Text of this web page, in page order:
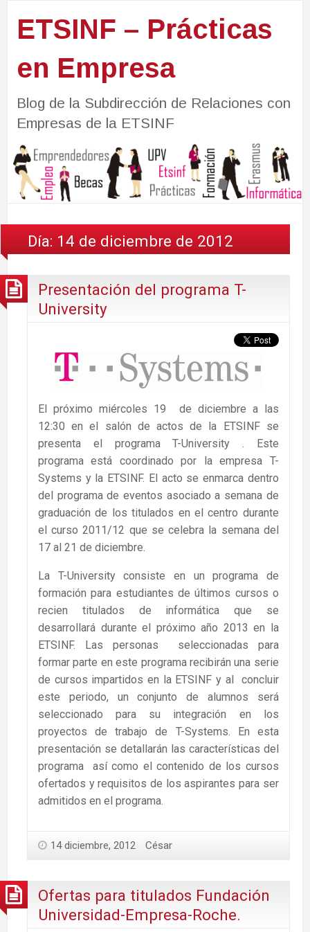
ETSINF – Prácticas
en Empresa
Blog de la Subdirección de Relaciones con
Empresas de la ETSINF
Día: 14 de diciembre de 2012
Presentación del programa T-
University
El próximo miércoles 19 de diciembre a las
12:30 en el salón de actos de la ETSINF se
presenta el programa T-University . Este
programa está coordinado por la empresa T-
Systems y la ETSINF. El acto se enmarca dentro
del programa de eventos asociado a semana de
graduación de los titulados en el centro durante
el curso 2011/12 que se celebra la semana del
17 al 21 de diciembre.
La T-University consiste en un programa de
formación para estudiantes de últimos cursos o
recien titulados de informática que se
desarrollará durante el próximo año 2013 en la
ETSINF. Las personas seleccionadas para
formar parte en este programa recibirán una serie
de cursos impartidos en la ETSINF y al concluir
este periodo, un conjunto de alumnos será
seleccionado para su integración en los
proyectos de trabajo de T-Systems. En esta
presentación se detallarán las características del
programa así como el contenido de los cursos
ofertados y requisitos de los aspirantes para ser
admitidos en el programa.
14 diciembre, 2012 César
Ofertas para titulados Fundación
Universidad-Empresa-Roche.